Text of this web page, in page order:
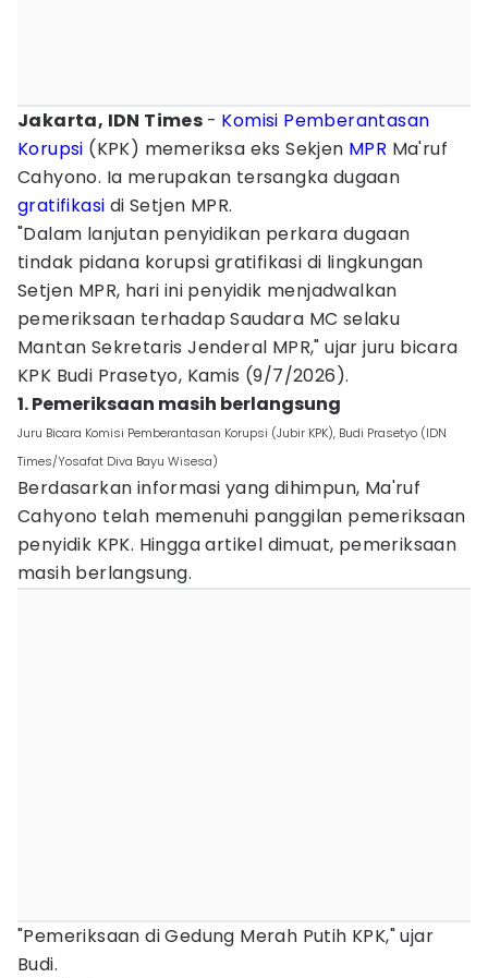
Jakarta, IDN Times - Komisi Pemberantasan
Korupsi (KPK) memeriksa eks Sekjen MPR Ma'ruf
Cahyono. Ia merupakan tersangka dugaan
gratifikasi di Setjen MPR.
"Dalam lanjutan penyidikan perkara dugaan
tindak pidana korupsi gratifikasi di lingkungan
Setjen MPR, hari ini penyidik menjadwalkan
pemeriksaan terhadap Saudara MC selaku
Mantan Sekretaris Jenderal MPR," ujar juru bicara
KPK Budi Prasetyo, Kamis (9/7/2026).
1. Pemeriksaan masih berlangsung
Juru Bicara Komisi Pemberantasan Korupsi (Jubir KPK), Budi Prasetyo (IDN
Times/Yosafat Diva Bayu Wisesa)
Berdasarkan informasi yang dihimpun, Ma'ruf
Cahyono telah memenuhi panggilan pemeriksaan
penyidik KPK. Hingga artikel dimuat, pemeriksaan
masih berlangsung.
"Pemeriksaan di Gedung Merah Putih KPK," ujar
Budi.